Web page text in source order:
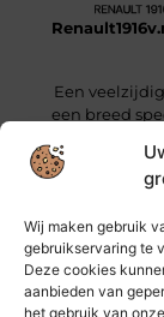
Wij maken gebruik
gebruikservaring te
Deze cookies
aanbieden van
het gebruik van
Een
een breed
Onze
Bericht